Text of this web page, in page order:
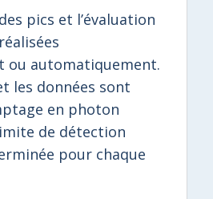
pics et l’évaluation
ou automatiquement.
les données sont
en photon
de détection
pour chaque